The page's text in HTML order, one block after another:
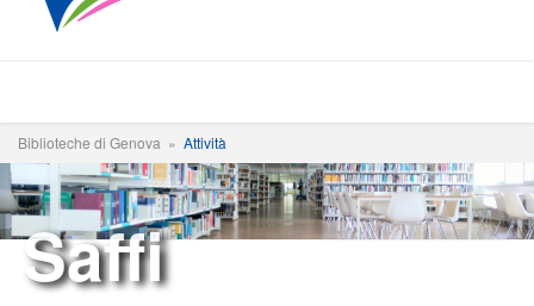
Biblioteche di Genova » Attività
Saffi